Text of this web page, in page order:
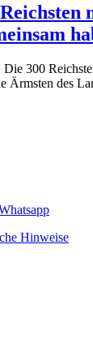
300
Ärmsten des
Hinweise